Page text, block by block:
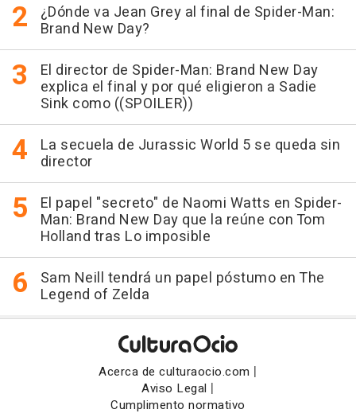
¿Dónde va Jean Grey al final de Spider-Man:
Brand New Day?
El director de Spider-Man: Brand New Day
explica el final y por qué eligieron a Sadie
Sink como ((SPOILER))
La secuela de Jurassic World 5 se queda sin
director
El papel "secreto" de Naomi Watts en Spider-
Man: Brand New Day que la reúne con Tom
Holland tras Lo imposible
Sam Neill tendrá un papel póstumo en The
Legend of Zelda
Acerca de culturaocio.com |
Aviso Legal |
Cumplimento normativo